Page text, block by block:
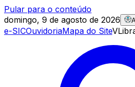
Pular para o conteúdo
domingo, 9 de agosto de 2026
e-SICOuvidoriaMapa do Site